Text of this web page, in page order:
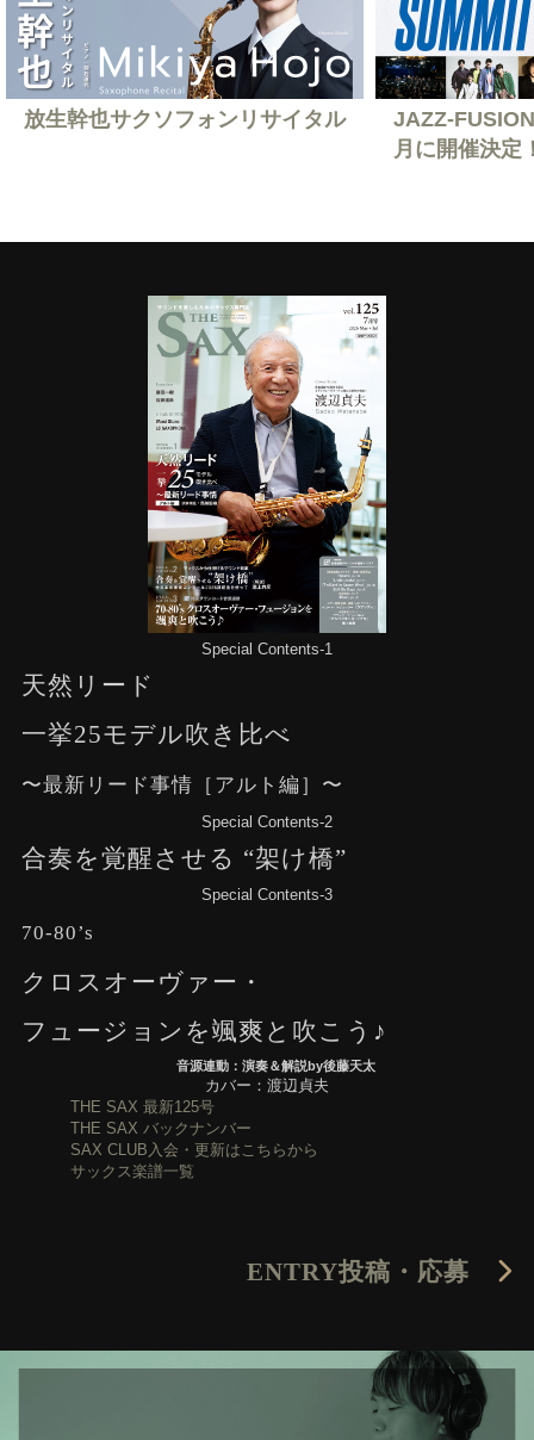
放生幹也サクソフォンリサイタル
JAZZ-
月に開催決定
Special Contents-1
天然リード
一挙25モデル吹き比べ
〜最新リード事情［アルト編］〜
Special Contents-2
合奏を覚醒させる “架け橋”
Special Contents-3
70-80’s
クロスオーヴァー・
フュージョンを颯爽と吹こう♪
音源連動：演奏＆解説by後藤天太
カバー：渡辺貞夫
THE SAX 最新125号
THE SAX バックナンバー
SAX CLUB入会・更新はこちらから
サックス楽譜一覧
ENTRY投稿・応募